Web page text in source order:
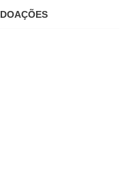
DOAÇÕES